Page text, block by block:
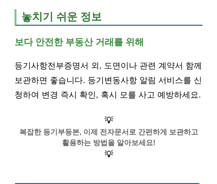
놓치기 쉬운 정보
보다 안전한 부동산 거래를 위해
등기사항전부증명서 외, 도면이나 관련 계약서 함께
보관하면 좋습니다. 등기변동사항 알림 서비스를 신
청하여 변경 즉시 확인, 혹시 모를 사고 예방하세요.
💡
복잡한 등기부등본, 이제 전자문서로 간편하게 보관하고
활용하는 방법을 알아보세요!
💡